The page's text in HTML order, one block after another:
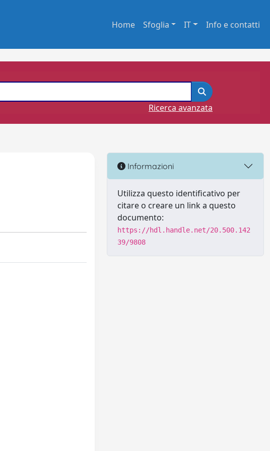
Home Sfoglia IT Info e contatti
Ricerca avanzata
Informazioni
Utilizza questo identificativo per
citare o creare un link a questo
documento:
https://hdl.handle.net/20.500.142
39/9808